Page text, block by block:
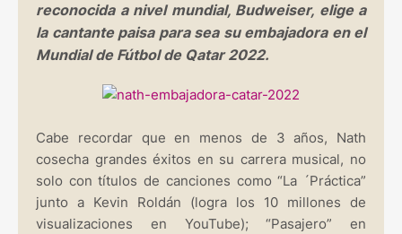
reconocida a nivel mundial, Budweiser, elige a
la cantante paisa para sea su embajadora en el
Mundial de Fútbol de Qatar 2022.
Cabe recordar que en menos de 3 años, Nath
cosecha grandes éxitos en su carrera musical, no
solo con títulos de canciones como “La ´Práctica”
junto a Kevin Roldán (logra los 10 millones de
visualizaciones en YouTube); “Pasajero” en